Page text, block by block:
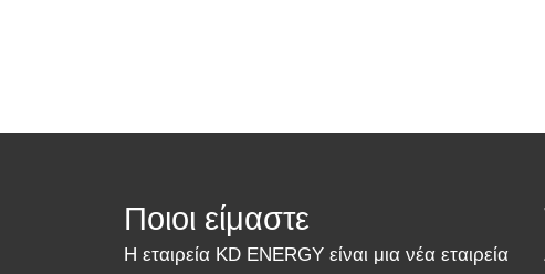
Ποιοι είμαστε
Η εταιρεία KD ENERGY είναι μια νέα εταιρεία